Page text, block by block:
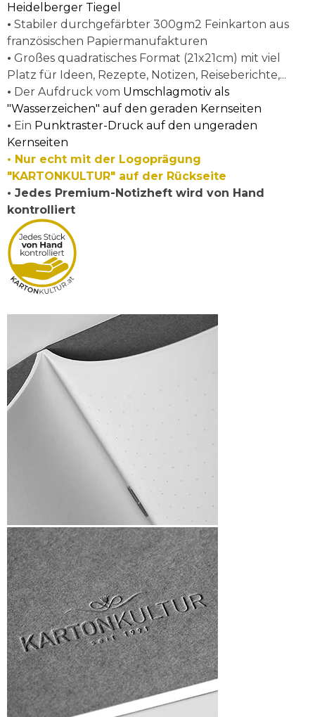
Heidelberger Tiegel
• Stabiler durchgefärbter 300gm2 Feinkarton aus
französischen Papiermanufakturen
• Großes quadratisches Format (21x21cm) mit viel
Platz für Ideen, Rezepte, Notizen, Reiseberichte,...
• Der Aufdruck vom Umschlagmotiv als
"Wasserzeichen" auf den geraden Kernseiten
• Ein Punktraster-Druck auf den ungeraden
Kernseiten
• Nur echt mit der Logoprägung
"KARTONKULTUR" auf der Rückseite
• Jedes Premium-Notizheft wird von Hand
kontrolliert